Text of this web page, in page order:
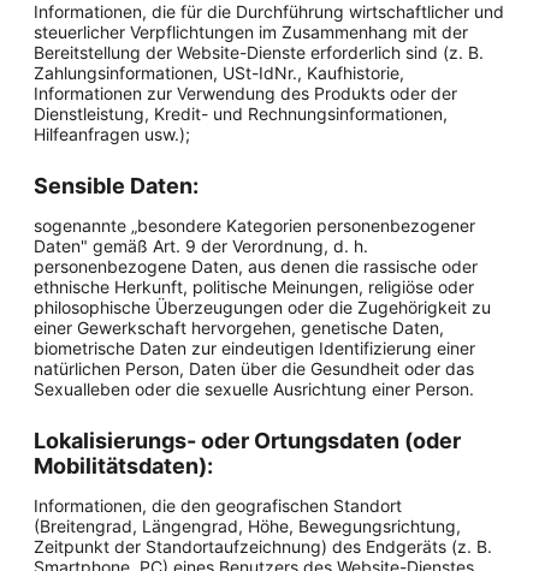
Informationen, die für die Durchführung wirtschaftlicher und
steuerlicher Verpflichtungen im Zusammenhang mit der
Bereitstellung der Website-Dienste erforderlich sind (z. B.
Zahlungsinformationen, USt-IdNr., Kaufhistorie,
Informationen zur Verwendung des Produkts oder der
Dienstleistung, Kredit- und Rechnungsinformationen,
Hilfeanfragen usw.);
Sensible Daten:
sogenannte „besondere Kategorien personenbezogener
Daten" gemäß Art. 9 der Verordnung, d. h.
personenbezogene Daten, aus denen die rassische oder
ethnische Herkunft, politische Meinungen, religiöse oder
philosophische Überzeugungen oder die Zugehörigkeit zu
einer Gewerkschaft hervorgehen, genetische Daten,
biometrische Daten zur eindeutigen Identifizierung einer
natürlichen Person, Daten über die Gesundheit oder das
Sexualleben oder die sexuelle Ausrichtung einer Person.
Lokalisierungs- oder Ortungsdaten (oder
Mobilitätsdaten):
Informationen, die den geografischen Standort
(Breitengrad, Längengrad, Höhe, Bewegungsrichtung,
Zeitpunkt der Standortaufzeichnung) des Endgeräts (z. B.
Smartphone, PC) eines Benutzers des Website-Dienstes